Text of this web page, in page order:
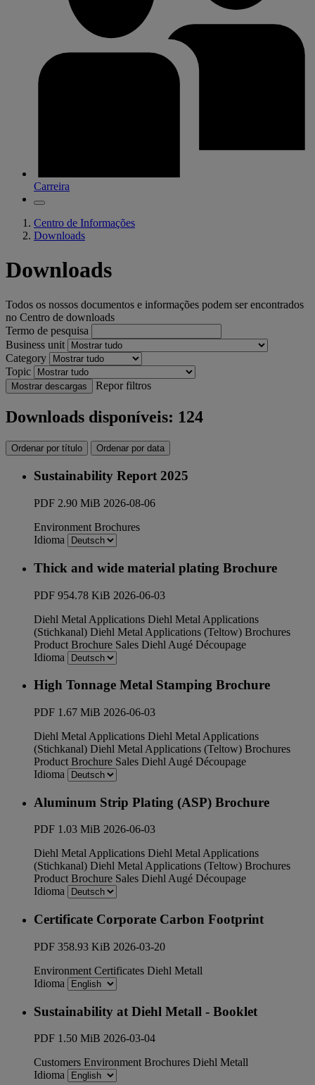
Carreira
Centro de Informações
Downloads
Downloads
Todos os nossos documentos e informações podem ser encontrados
no Centro de downloads
Termo de pesquisa
Business unit
Category
Topic
Mostrar descargas Repor filtros
Downloads disponíveis: 124
Ordenar por título Ordenar por data
Sustainability Report 2025
PDF 2.90 MiB 2026-08-06
Environment Brochures
Idioma
Thick and wide material plating Brochure
PDF 954.78 KiB 2026-06-03
Diehl Metal Applications Diehl Metal Applications
(Stichkanal) Diehl Metal Applications (Teltow) Brochures
Product Brochure Sales Diehl Augé Découpage
Idioma
High Tonnage Metal Stamping Brochure
PDF 1.67 MiB 2026-06-03
Diehl Metal Applications Diehl Metal Applications
(Stichkanal) Diehl Metal Applications (Teltow) Brochures
Product Brochure Sales Diehl Augé Découpage
Idioma
Aluminum Strip Plating (ASP) Brochure
PDF 1.03 MiB 2026-06-03
Diehl Metal Applications Diehl Metal Applications
(Stichkanal) Diehl Metal Applications (Teltow) Brochures
Product Brochure Sales Diehl Augé Découpage
Idioma
Certificate Corporate Carbon Footprint
PDF 358.93 KiB 2026-03-20
Environment Certificates Diehl Metall
Idioma
Sustainability at Diehl Metall - Booklet
PDF 1.50 MiB 2026-03-04
Customers Environment Brochures Diehl Metall
Idioma